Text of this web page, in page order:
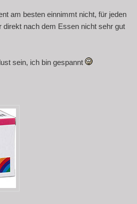
am besten einnimmt nicht, für jeden
direkt nach dem Essen nicht sehr gut
sein, ich bin gespannt